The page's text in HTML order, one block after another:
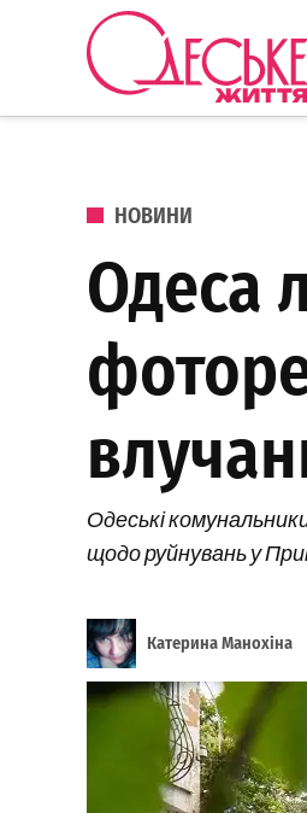
Перейти до вмісту
ОПУБЛІКОВАНО В
НОВИНИ
Одеса
Одеські
щодо руйнувань у
Катерина Манохіна